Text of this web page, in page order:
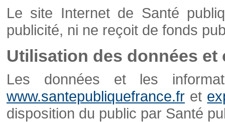
Le site Internet de Santé
publicité, ni ne reçoit de fonds
Utilisation des données et
Les données et les
www.santepubliquefrance.fr et
disposition du public par Santé